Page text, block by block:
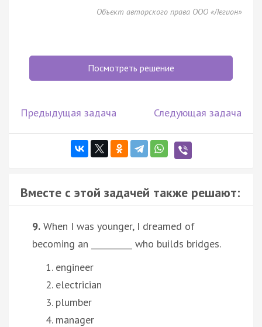
Объект авторского права ООО «Легион»
Посмотреть решение
Предыдущая задача Следующая задача
Вместе с этой задачей также решают:
9. When I was younger, I dreamed of
becoming an __________ who builds bridges.
engineer
electrician
plumber
manager